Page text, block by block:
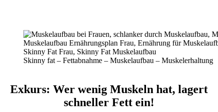
Skinny fat – Fettabnahme – Muskelaufbau – Muskelerhaltung
Exkurs: Wer wenig Muskeln hat, lagert
schneller Fett ein!